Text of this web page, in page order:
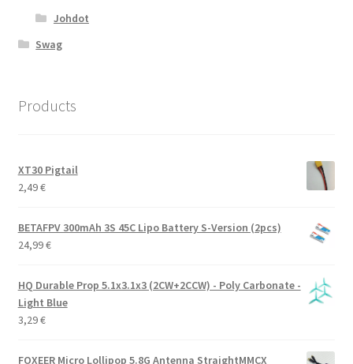
Johdot
Swag
Products
XT30 Pigtail
2,49€
BETAFPV 300mAh 3S 45C Lipo Battery S-Version (2pcs)
24,99€
HQ Durable Prop 5.1x3.1x3 (2CW+2CCW) - Poly Carbonate -
Light Blue
3,29€
FOXEER Micro Lollipop 5.8G Antenna StraightMMCX